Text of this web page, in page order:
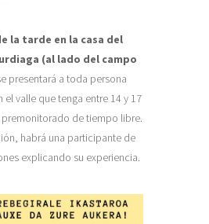
la tarde en la casa del
(al lado del campo
presentará a toda persona
valle que tenga entre 14 y 17
de tiempo libre.
habrá una participante de
explicando su experiencia.